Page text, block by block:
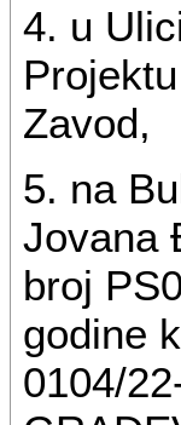
4. u
Zavod,
5. na
Jovana
broj
godine
0104/